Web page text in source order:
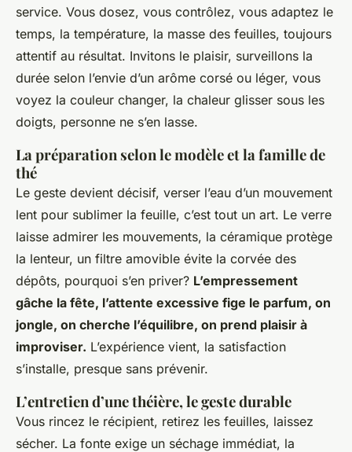
service. Vous dosez, vous contrôlez, vous adaptez le
temps, la température, la masse des feuilles, toujours
attentif au résultat. Invitons le plaisir, surveillons la
durée selon l’envie d’un arôme corsé ou léger, vous
voyez la couleur changer, la chaleur glisser sous les
doigts, personne ne s’en lasse.
La préparation selon le modèle et la famille de
thé
Le geste devient décisif, verser l’eau d’un mouvement
lent pour sublimer la feuille, c’est tout un art. Le verre
laisse admirer les mouvements, la céramique protège
la lenteur, un filtre amovible évite la corvée des
dépôts, pourquoi s’en priver? L’empressement
gâche la fête, l’attente excessive fige le parfum, on
jongle, on cherche l’équilibre, on prend plaisir à
improviser. L’expérience vient, la satisfaction
s’installe, presque sans prévenir.
L’entretien d’une théière, le geste durable
Vous rincez le récipient, retirez les feuilles, laissez
sécher. La fonte exige un séchage immédiat, la